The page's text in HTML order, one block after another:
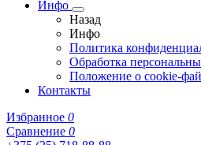
Инфо
Назад
Инфо
Политика
Обработка
Положение о cookie-
Контакты
Избранное 0
Сравнение 0